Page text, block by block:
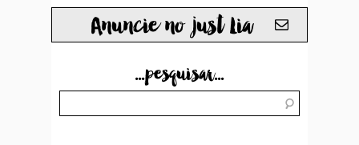
Anuncie no just Lia
...pesquisar...